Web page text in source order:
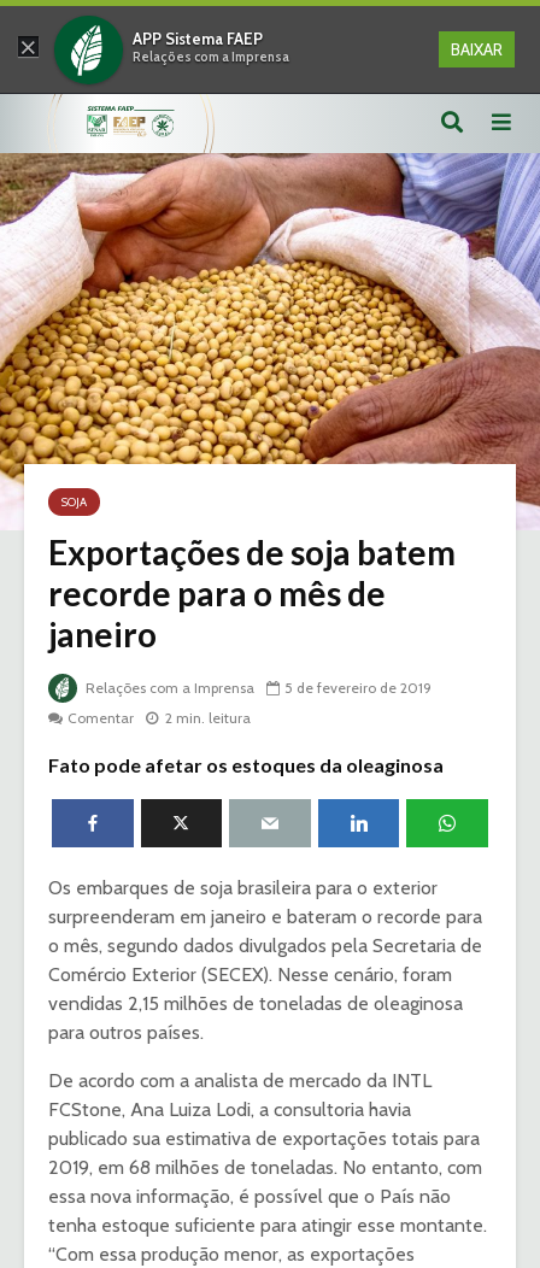
× APP Sistema FAEP
Relações com a Imprensa BAIXAR
SOJA
Exportações de soja batem
recorde para o mês de
janeiro
Relações com a Imprensa
5 de fevereiro de 2019
Comentar
2 min. leitura
Fato pode afetar os estoques da oleaginosa
Os embarques de soja brasileira para o exterior
surpreenderam em janeiro e bateram o recorde para
o mês, segundo dados divulgados pela Secretaria de
Comércio Exterior (SECEX). Nesse cenário, foram
vendidas 2,15 milhões de toneladas de oleaginosa
para outros países.
De acordo com a analista de mercado da INTL
FCStone, Ana Luiza Lodi, a consultoria havia
publicado sua estimativa de exportações totais para
2019, em 68 milhões de toneladas. No entanto, com
essa nova informação, é possível que o País não
tenha estoque suficiente para atingir esse montante.
“Com essa produção menor, as exportações